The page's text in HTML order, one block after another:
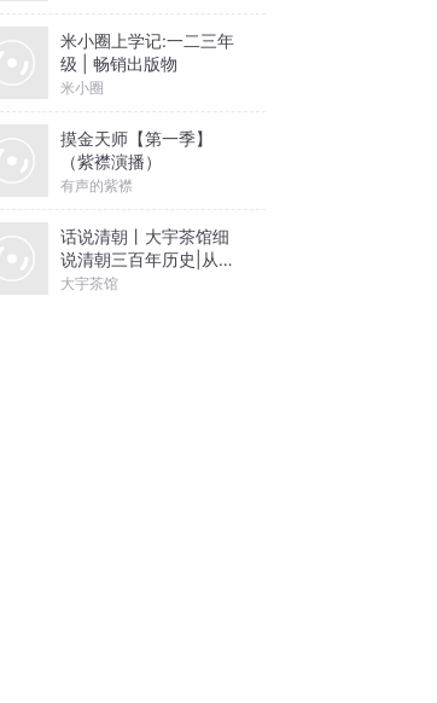
米小圈上学记:一二三年
级 | 畅销出版物
米小圈
摸金天师【第一季】
（紫襟演播）
有声的紫襟
话说清朝丨大宇茶馆细
说清朝三百年历史|从努
尔哈赤到末代皇帝溥仪|
大宇茶馆